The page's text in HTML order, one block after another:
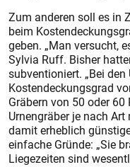
Zum anderen soll es in
beim
geben. „Man versucht,
Sylvia Ruff. Bisher
subventioniert. „Bei
Kostendeckungsgrad
Gräbern von 50 oder 60
Urnengräber je nach
damit erheblich
einfache Gründe: „Sie
Liegezeiten sind